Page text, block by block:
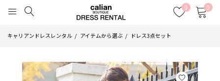
0 0
キャリアンドレスレンタル アイテムから選ぶ ドレス3点セット